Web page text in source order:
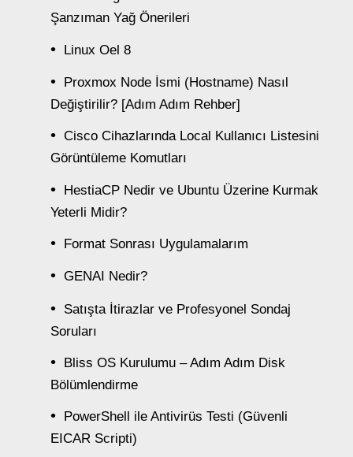
Şanzıman Yağ Önerileri
Linux Oel 8
Proxmox Node İsmi (Hostname) Nasıl
Değiştirilir? [Adım Adım Rehber]
Cisco Cihazlarında Local Kullanıcı Listesini
Görüntüleme Komutları
HestiaCP Nedir ve Ubuntu Üzerine Kurmak
Yeterli Midir?
Format Sonrası Uygulamalarım
GENAI Nedir?
Satışta İtirazlar ve Profesyonel Sondaj
Soruları
Bliss OS Kurulumu – Adım Adım Disk
Bölümlendirme
PowerShell ile Antivirüs Testi (Güvenli
EICAR Scripti)